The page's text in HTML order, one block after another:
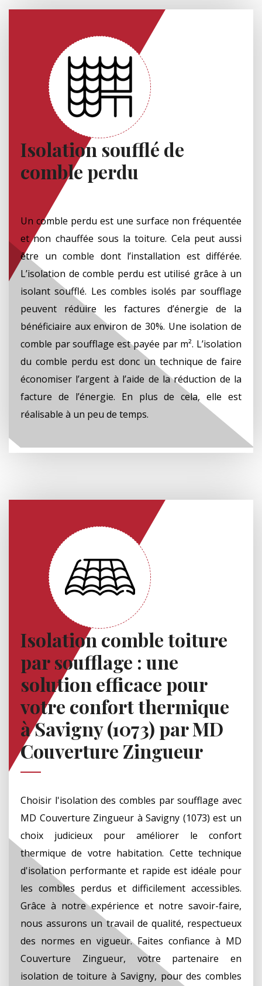
Isolation soufflé de
comble perdu
Un comble perdu est une surface non fréquentée
et non chauffée sous la toiture. Cela peut aussi
être un comble dont l’installation est différée.
L’isolation de comble perdu est utilisé grâce à un
isolant soufflé. Les combles isolés par soufflage
peuvent réduire les factures d’énergie de la
bénéficiaire aux environ de 30%. Une isolation de
comble par soufflage est payée par m². L’isolation
du comble perdu est donc un technique de faire
économiser l’argent à l’aide de la réduction de la
facture de l’énergie. En plus de cela, elle est
réalisable à un peu de temps.
Isolation comble toiture
par soufflage : une
solution efficace pour
votre confort thermique
à Savigny (1073) par MD
Couverture Zingueur
Choisir l'isolation des combles par soufflage avec
MD Couverture Zingueur à Savigny (1073) est un
choix judicieux pour améliorer le confort
thermique de votre habitation. Cette technique
d'isolation performante et rapide est idéale pour
les combles perdus et difficilement accessibles.
Grâce à notre expérience et notre savoir-faire,
nous assurons un travail de qualité, respectueux
des normes en vigueur. Faites confiance à MD
Couverture Zingueur, votre partenaire en
isolation de toiture à Savigny, pour des combles